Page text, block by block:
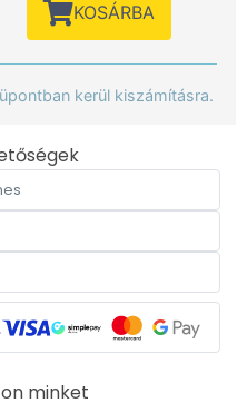
KOSÁRBA
kerül kiszámításra.
minket